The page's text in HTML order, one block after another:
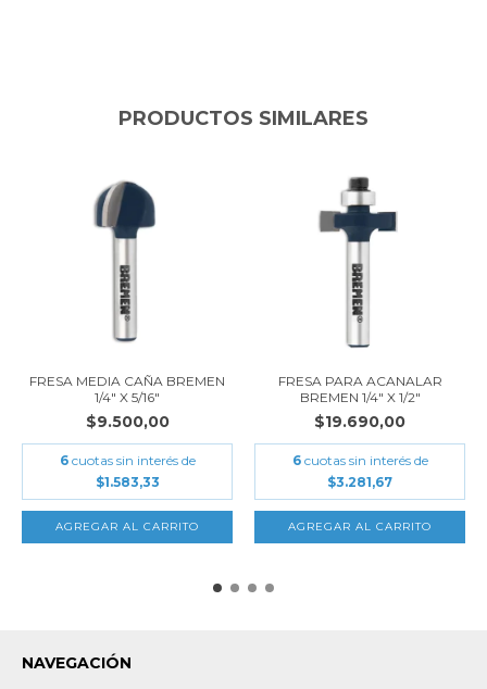
PRODUCTOS SIMILARES
FRESA MEDIA CAÑA BREMEN
1/4" X 5/16"
$9.500,00
6 cuotas sin interés de
$1.583,33
FRESA PARA ACANALAR
BREMEN 1/4" X 1/2"
$19.690,00
6 cuotas sin interés de
$3.281,67
NAVEGACIÓN